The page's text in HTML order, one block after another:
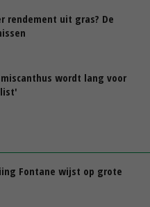
rendement uit gras? De
wordt lang voor
Fontane wijst op grote